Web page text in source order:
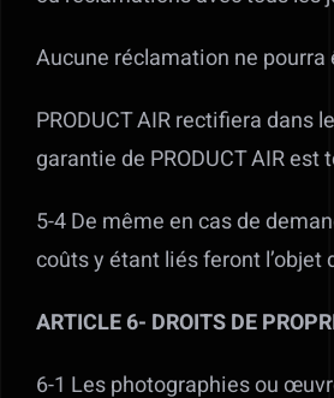
Aucune réclamation ne
PRODUCT AIR rectifiera
garantie de PRODUCT AIR
5-4 De même en cas de
coûts y étant liés feront
ARTICLE 6- DROITS DE
6-1 Les photographies ou